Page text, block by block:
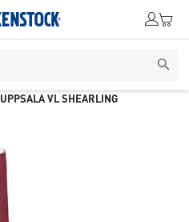
UPPSALA VL SHEARLING